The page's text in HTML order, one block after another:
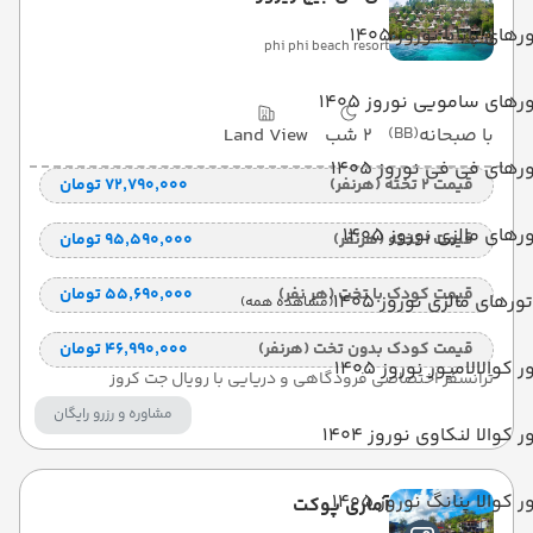
پاتایا نوروز 1405
سامویی نوروز 1405
فی فی نوروز 1405
مالزی نوروز 1405
تورهای مالزی نوروز 1405 (مشاهده همه)
کوالالامپور نوروز 1405
کوالا لنکاوی نوروز 1404
کوالا پنانگ نوروز 1405
phi phi beach resort
با صبحانه(BB) 2 شب Land View
قیمت 2 تخته (هرنفر) ۷۲٬۷۹۰٬۰۰۰ تومان
قیمت 1 تخته (هرنفر) ۹۵٬۵۹۰٬۰۰۰ تومان
قیمت کودک با تخت (هر نفر) ۵۵٬۶۹۰٬۰۰۰ تومان
قیمت کودک بدون تخت (هرنفر)
۴۶٬۹۹۰٬۰۰۰ تومان
ترانسفر اختصاصی فرودگاهی و دریایی با رویال جت کروز
مشاوره و رزرو رایگان
آماری پوکت